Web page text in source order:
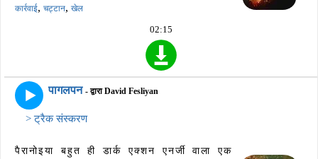
कार्रवाई, चट्टान, खेल
02:15
पागलपन - द्वारा David Fesliyan
> ट्रैक संस्करण
पैरानोइया बहुत ही डार्क एक्शन एनर्जी वाला एक